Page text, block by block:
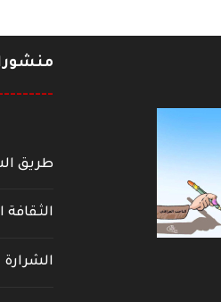
طريق
الثقافة
الشرارة